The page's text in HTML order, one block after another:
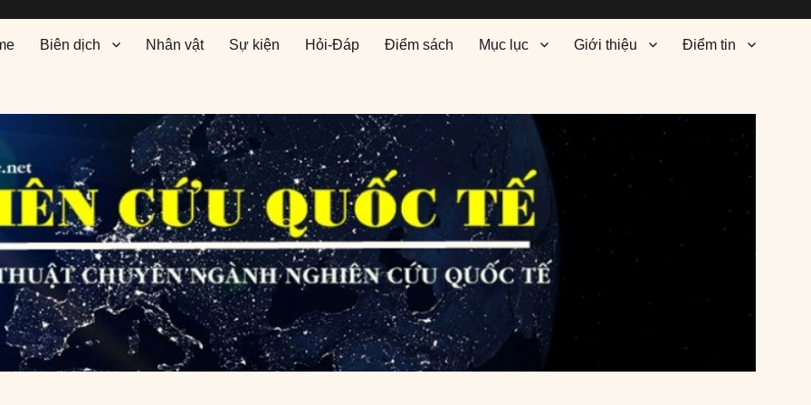
Biên dịch Nhân vật Sự kiện Hỏi-Đáp Điểm sách Mục lục Giới thiệu Điểm tin